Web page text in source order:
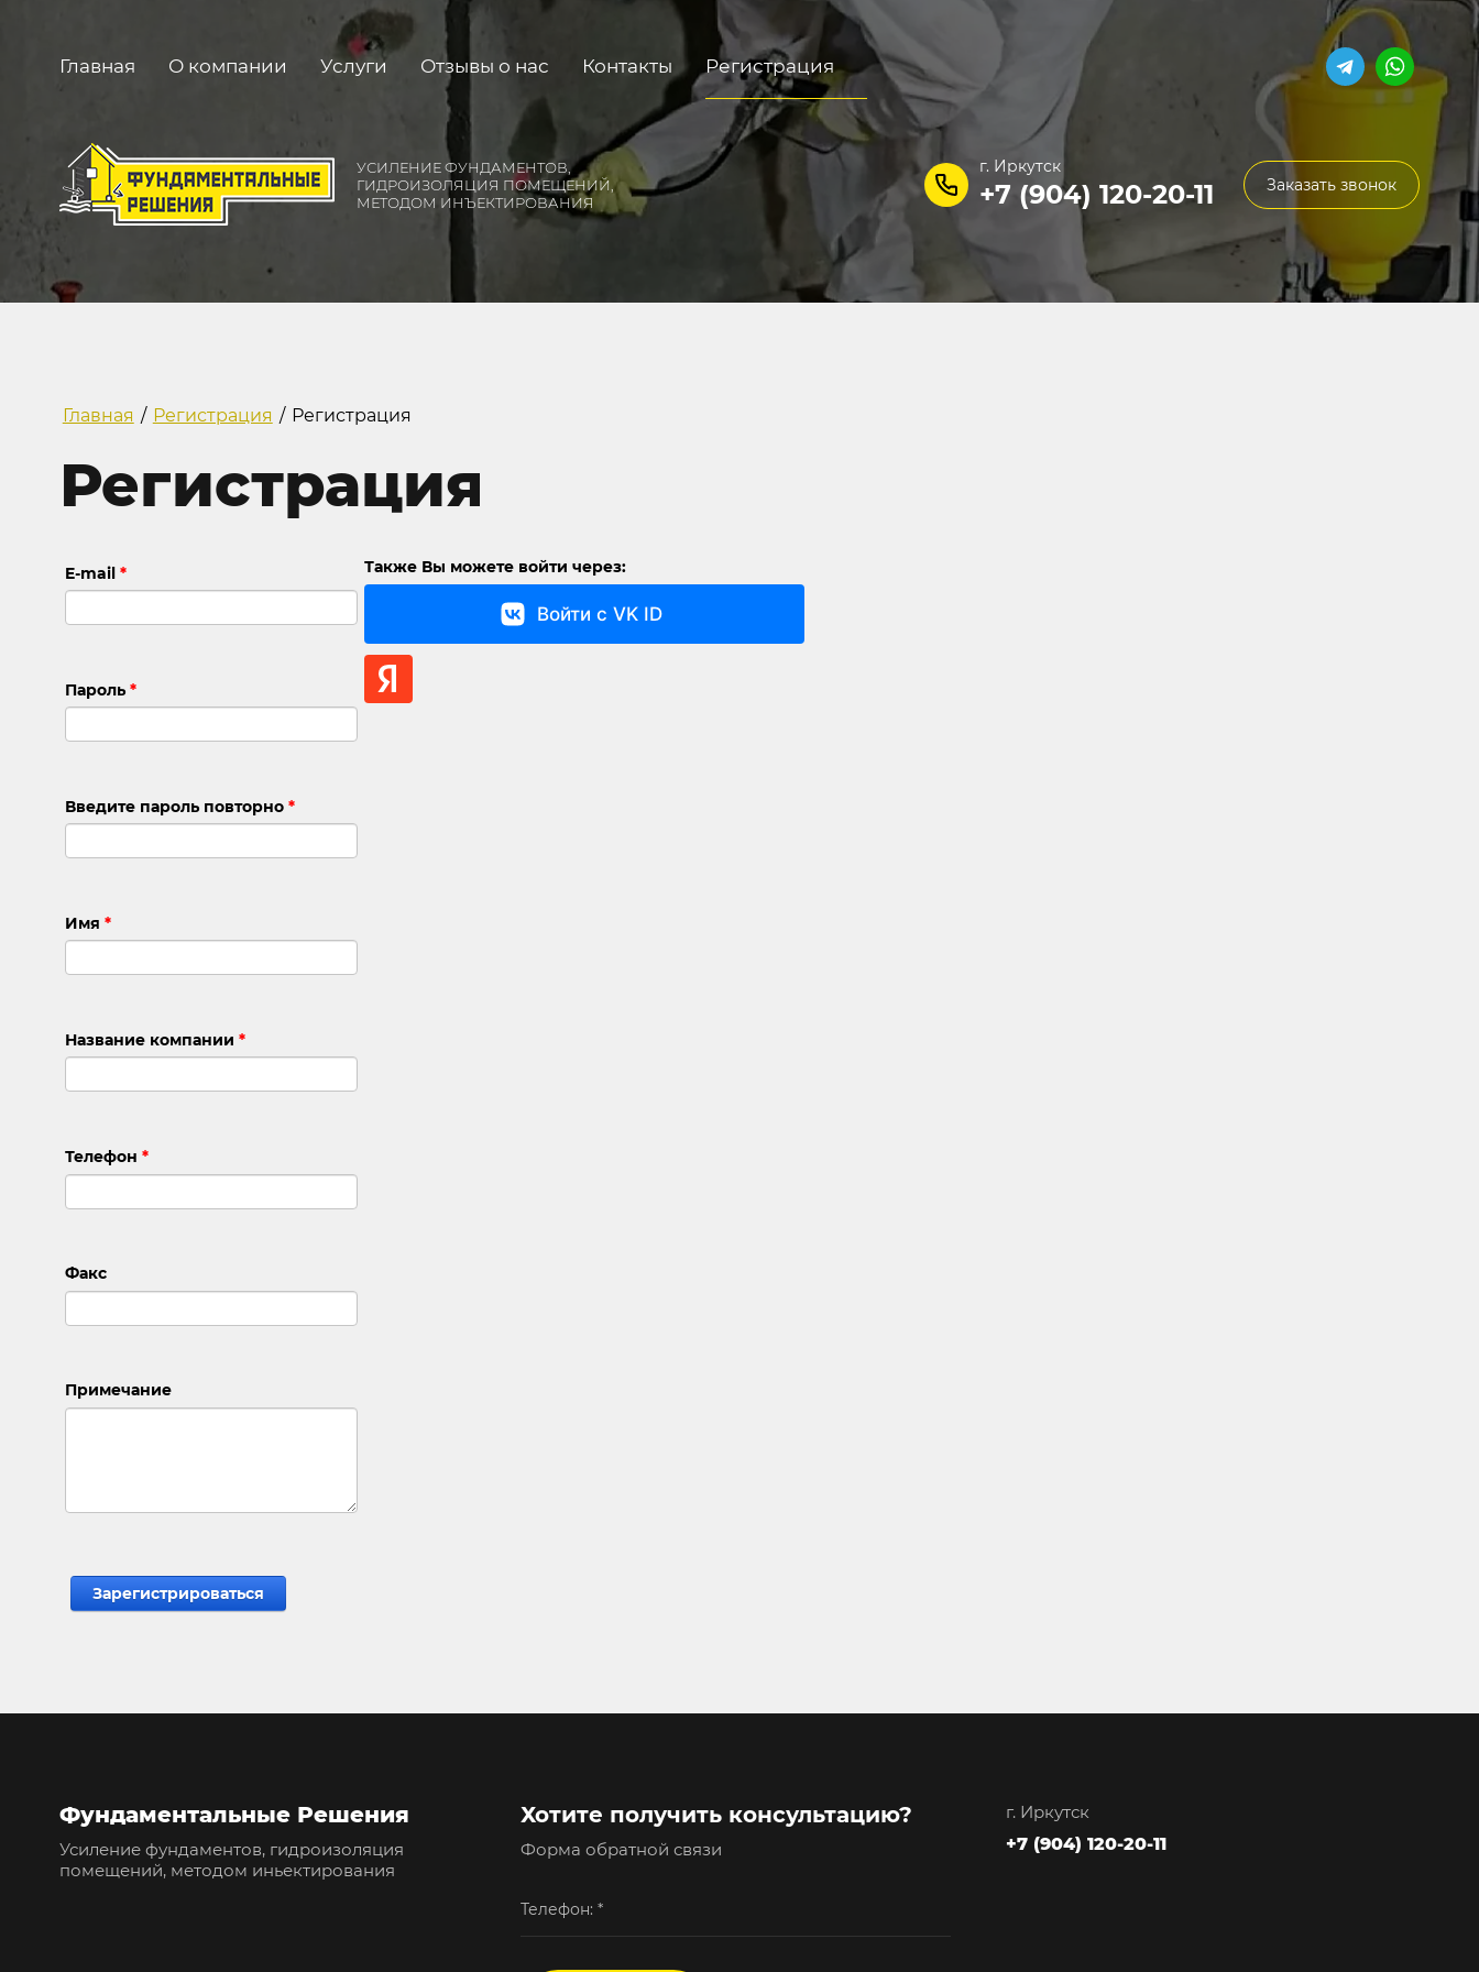
Главная О компании Услуги Отзывы о нас Контакты Регистрация
УСИЛЕНИЕ ФУНДАМЕНТОВ,
ГИДРОИЗОЛЯЦИЯ ПОМЕЩЕНИЙ,
МЕТОДОМ ИНЪЕКТИРОВАНИЯ
г. Иркутск
+7 (904) 120-20-11 Заказать звонок
Главная / Регистрация / Регистрация
Регистрация
E-mail*
Пароль*
Введите пароль повторно*
Имя*
Название компании*
Телефон*
Факс
Примечание
Также Вы можете войти через:
Войти с VK ID
Фундаментальные Решения
Усиление фундаментов, гидроизоляция
помещений, методом иньектирования
Хотите получить консультацию?
Форма обратной связи
г. Иркутск
+7 (904) 120-20-11